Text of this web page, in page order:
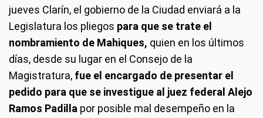
jueves Clarín, el gobierno de la Ciudad enviará a la
Legislatura los pliegos para que se trate el
nombramiento de Mahiques, quien en los últimos
días, desde su lugar en el Consejo de la
Magistratura, fue el encargado de presentar el
pedido para que se investigue al juez federal Alejo
Ramos Padilla por posible mal desempeño en la